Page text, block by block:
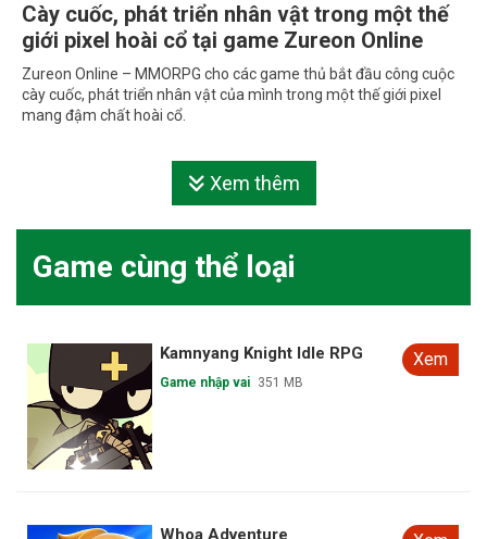
Cày cuốc, phát triển nhân vật trong một thế
giới pixel hoài cổ tại game Zureon Online
Zureon Online – MMORPG cho các game thủ bắt đầu công cuộc
cày cuốc, phát triển nhân vật của mình trong một thế giới pixel
mang đậm chất hoài cổ.
Xem thêm
Game cùng thể loại
Kamnyang Knight Idle RPG
Game nhập vai 351 MB
Xem
Whoa Adventure